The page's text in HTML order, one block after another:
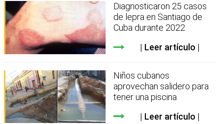
Diagnosticaron 25 casos
de lepra en Santiago de
Cuba durante 2022
Leer artículo
Niños cubanos
aprovechan salidero para
tener una piscina
Leer artículo